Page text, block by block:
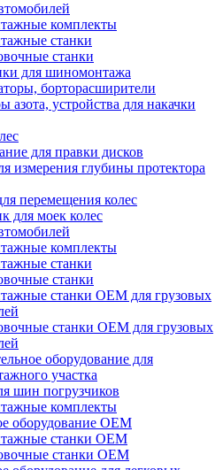
комплекты
станки
станки
для шиномонтажа
борторасширители
азота, устройства для накачки
для правки дисков
измерения глубины протектора
перемещения колес
для моек колеc
комплекты
станки
станки
станки ОЕМ для грузовых
станки ОЕМ для грузовых
оборудование для
участка
шин погрузчиков
комплекты
оборудование ОЕМ
станки ОЕМ
станки ОЕМ